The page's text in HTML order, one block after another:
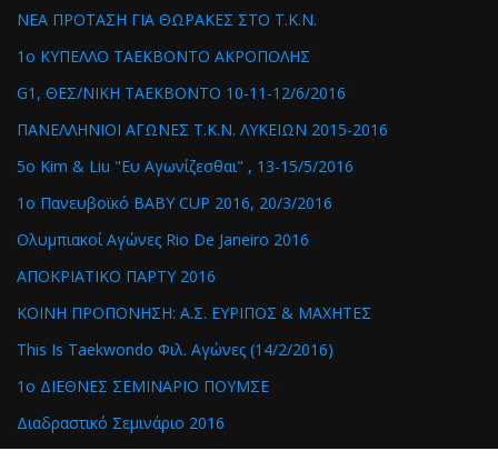
ΝΕΑ ΠΡΟΤΑΣΗ ΓΙΑ ΘΩΡΑΚΕΣ ΣΤΟ Τ.Κ.Ν.
1ο ΚΥΠΕΛΛΟ TAEKBONTO ΑΚΡΟΠΟΛΗΣ
G1, ΘΕΣ/ΝΙΚΗ TAEKBONTO 10-11-12/6/2016
ΠΑΝΕΛΛΗΝΙΟΙ ΑΓΩΝΕΣ Τ.K.N. ΛΥΚΕΙΩΝ 2015-2016
5o Kim & Liu "Ευ Αγωνίζεσθαι" , 13-15/5/2016
1ο Πανευβοϊκό BABY CUP 2016, 20/3/2016
Ολυμπιακοί Αγώνες Rio De Janeiro 2016
ΑΠΟΚΡΙΑΤΙΚΟ ΠΑΡΤΥ 2016
ΚΟΙΝΗ ΠΡΟΠΟΝΗΣΗ: Α.Σ. ΕΥΡΙΠΟΣ & ΜΑΧΗΤΕΣ
This Is Taekwondo Φιλ. Αγώνες (14/2/2016)
1ο ΔΙΕΘΝΕΣ ΣΕΜΙΝΑΡΙΟ ΠΟΥΜΣΕ
Διαδραστικό Σεμινάριο 2016